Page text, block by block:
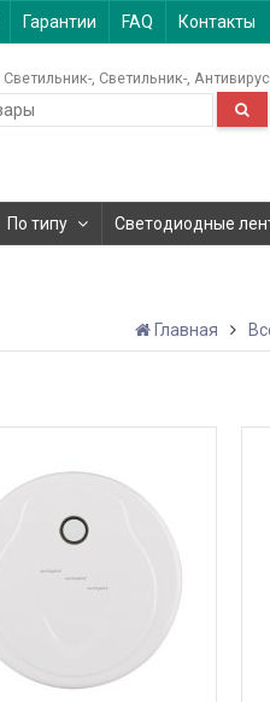
Гарантии FAQ Контакты
Светильник- Светильник-
По типу Светодиодные
Главная